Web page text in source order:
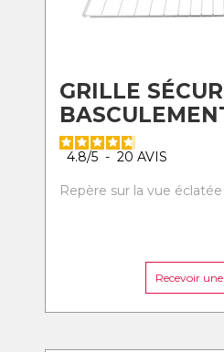
GRILLE
4.8/5 - 20 AVIS
Repère sur la vue éclatée
Recevoir